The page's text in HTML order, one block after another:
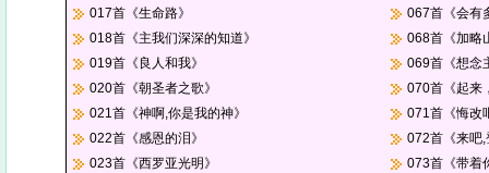
017首《生命路》
018首《主我们深深的知道》
019首《良人和我》
020首《朝圣者之歌》
021首《神啊,你是我的神》
022首《感恩的泪》
023首《西罗亚光明》
067首《会有
068首《加略
069首《想念
070首《起来
071首《悔改
072首《来吧
073首《带着